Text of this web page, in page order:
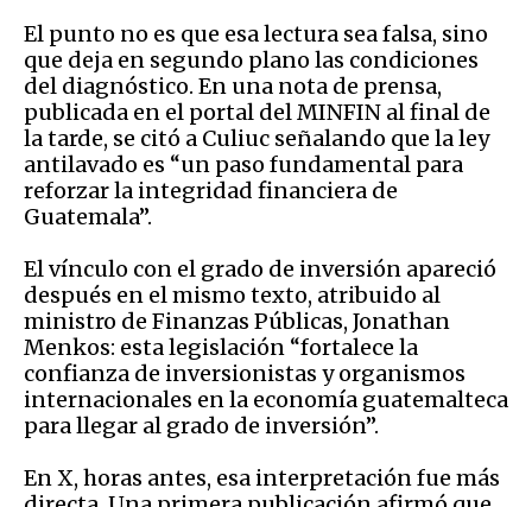
El punto no es que esa lectura sea falsa, sino
que deja en segundo plano las condiciones
del diagnóstico. En una nota de prensa,
publicada en el portal del MINFIN al final de
la tarde, se citó a Culiuc señalando que la ley
antilavado es “un paso fundamental para
reforzar la integridad financiera de
Guatemala”.
El vínculo con el grado de inversión apareció
después en el mismo texto, atribuido al
ministro de Finanzas Públicas, Jonathan
Menkos: esta legislación “fortalece la
confianza de inversionistas y organismos
internacionales en la economía guatemalteca
para llegar al grado de inversión”.
En X, horas antes, esa interpretación fue más